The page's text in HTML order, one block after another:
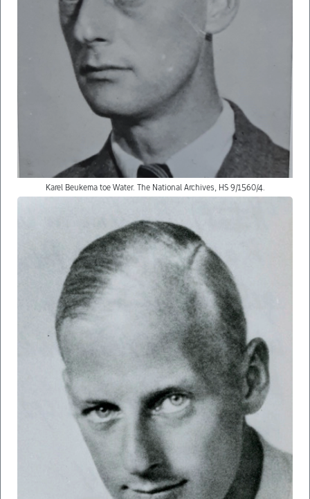
Karel Beukema toe Water. The National Archives, HS 9/1560/4.